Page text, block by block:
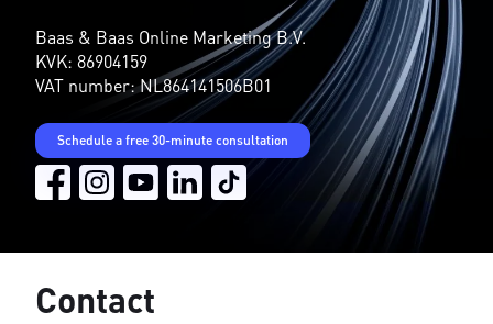
Baas & Baas Online Marketing B.V.
KVK: 86904159
VAT number: NL864141506B01
Schedule a free 30-minute consultation
Contact